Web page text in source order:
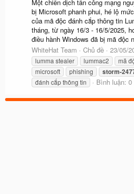
Một chiến dịch tấn công mạng
bị Microsoft phanh phui, hé lộ
của mã độc đánh cắp thông tin
tháng, từ ngày 16/3 - 16/5/2025,
điều hành Windows đã bị mã độc
WhiteHat Team
Chủ đề 23/05/
lumma stealer
lummac2 mã
microsoft
phishing storm-
đánh cắp thông tin
Bình luận: 0